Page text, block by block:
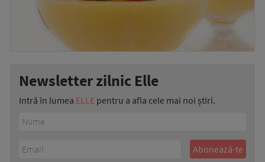
Newsletter zilnic Elle
Intră în lumea ELLE pentru a afla cele mai noi știri.